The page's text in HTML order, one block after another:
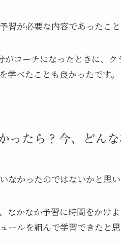
習が必要な内容であったこ
コーチになったときに、
学べたことも良かったです。
ったら？今、どんな
なかったのではないかと思い
なかなか予習に時間をかけ
ールを組んで学習できたと思